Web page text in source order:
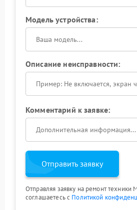
Модель устройства:
Описание неисправности:
Комментарий к заявке:
Отправить заявку
Отправляя заявку на ремонт техники
соглашаетесь с Политикой